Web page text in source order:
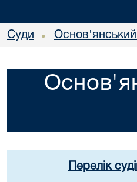
Суди •
Перелік